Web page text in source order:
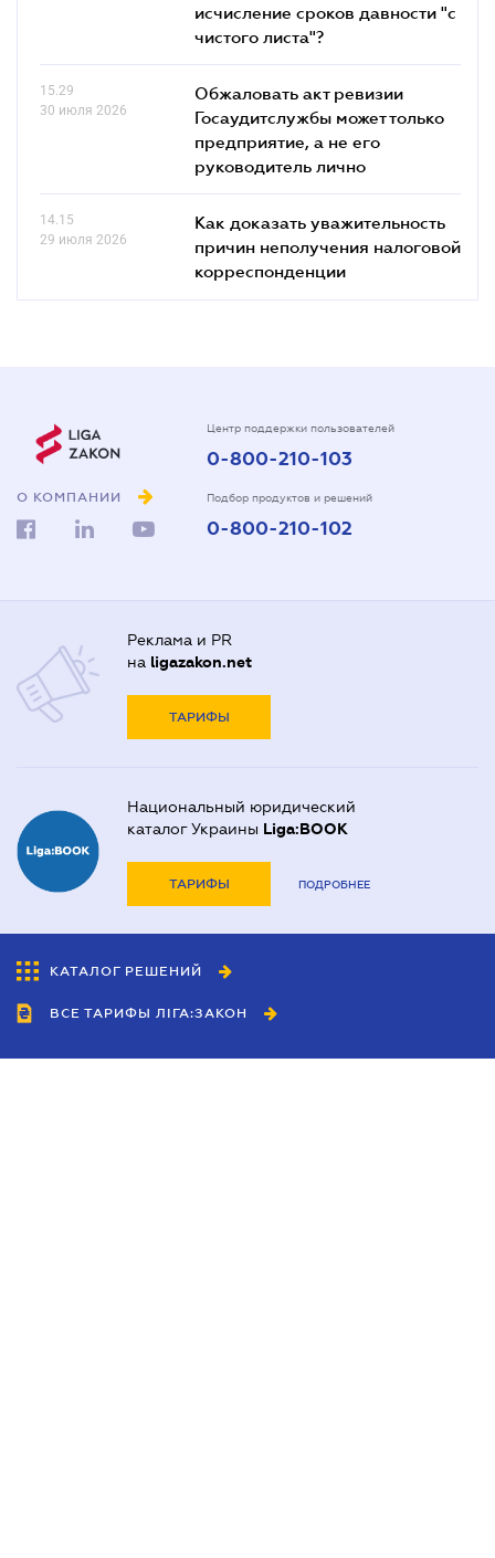
исчисление сроков давности "с
чистого листа"?
15.29
30 июля 2026
Обжаловать акт ревизии
Госаудитслужбы может только
предприятие, а не его
руководитель лично
14.15
29 июля 2026
Как доказать уважительность
причин неполучения налоговой
корреспонденции
О КОМПАНИИ
Центр поддержки пользователей
0-800-210-103
Подбор продуктов и решений
0-800-210-102
Реклама и PR
на ligazakon.net
ТАРИФЫ
Национальный юридический
каталог Украины Liga:BOOK
ТАРИФЫ ПОДРОБНЕЕ
КАТАЛОГ РЕШЕНИЙ
ВСЕ ТАРИФЫ ЛІГА:ЗАКОН